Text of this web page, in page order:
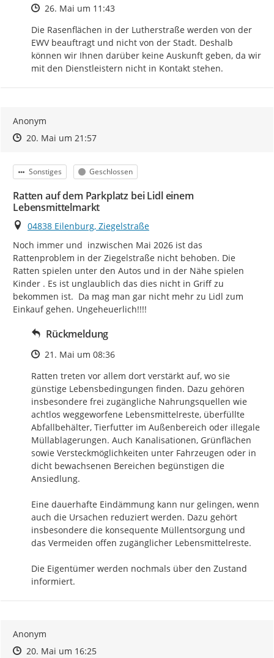
Zeitpunkt des Erstellens
26. Mai um 11:43
Die Rasenflächen in der Lutherstraße werden von der
EWV beauftragt und nicht von der Stadt. Deshalb
können wir Ihnen darüber keine Auskunft geben, da wir
mit den Dienstleistern nicht in Kontakt stehen.
Anonym
Zeitpunkt des Erstellens
Zeitpunkt des Erstellens
20. Mai um 21:57Zur Äußerung
Kategorie
Sonstiges Status
Geschlossen
Ratten auf dem Parkplatz bei Lidl einem
Lebensmittelmarkt
Ort
04838 Eilenburg, Ziegelstraße
Noch immer und  inzwischen Mai 2026 ist das
Rattenproblem in der Ziegelstraße nicht behoben. Die
Ratten spielen unter den Autos und in der Nähe spielen
Kinder . Es ist unglaublich das dies nicht in Griff zu
bekommen ist.  Da mag man gar nicht mehr zu Lidl zum
Einkauf gehen. Ungeheuerlich!!!!
Rückmeldung
Zeitpunkt des Erstellens
21. Mai um 08:36
Ratten treten vor allem dort verstärkt auf, wo sie
günstige Lebensbedingungen finden. Dazu gehören
insbesondere frei zugängliche Nahrungsquellen wie
achtlos weggeworfene Lebensmittelreste, überfüllte
Abfallbehälter, Tierfutter im Außenbereich oder illegale
Müllablagerungen. Auch Kanalisationen, Grünflächen
sowie Versteckmöglichkeiten unter Fahrzeugen oder in
dicht bewachsenen Bereichen begünstigen die
Ansiedlung.
Eine dauerhafte Eindämmung kann nur gelingen, wenn
auch die Ursachen reduziert werden. Dazu gehört
insbesondere die konsequente Müllentsorgung und
das Vermeiden offen zugänglicher Lebensmittelreste.
Die Eigentümer werden nochmals über den Zustand
informiert.
Anonym
Zeitpunkt des Erstellens
Zeitpunkt des Erstellens
20. Mai um 16:25Zur Äußerung